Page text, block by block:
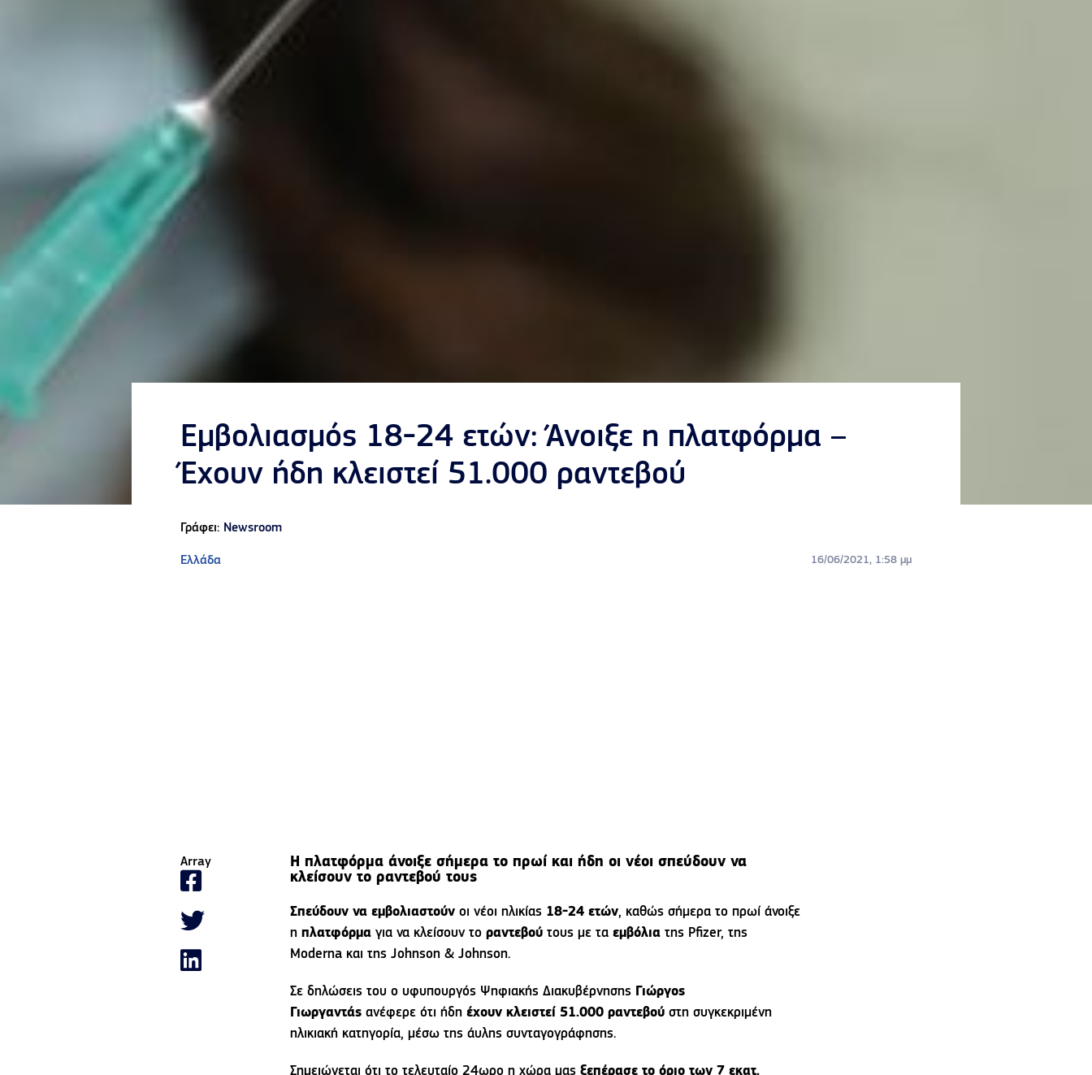
Εμβολιασμός 18-24 ετών: Άνοιξε η πλατφόρμα –
Έχουν ήδη κλειστεί 51.000 ραντεβού
Γράφει: Newsroom
Ελλάδα 16/06/2021, 1:58 μμ
Array
Η πλατφόρμα άνοιξε σήμερα το πρωί και ήδη οι νέοι σπεύδουν να
κλείσουν το ραντεβού τους
Σπεύδουν να εμβολιαστούν οι νέοι ηλικίας 18-24 ετών, καθώς σήμερα το πρωί άνοιξε
η πλατφόρμα για να κλείσουν το ραντεβού τους με τα εμβόλια της Pfizer, της
Moderna και της Johnson & Johnson.
Σε δηλώσεις του ο υφυπουργός Ψηφιακής Διακυβέρνησης Γιώργος
Γιωργαντάς ανέφερε ότι ήδη έχουν κλειστεί 51.000 ραντεβού στη συγκεκριμένη
ηλικιακή κατηγορία, μέσω της άυλης συνταγογράφησης.
Σημειώνεται ότι το τελευταίο 24ωρο η χώρα μας ξεπέρασε το όριο των 7 εκατ.